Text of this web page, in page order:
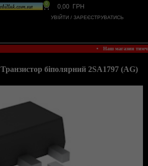
0 0,00 ГРН
УВІЙТИ / ЗАРЕЄСТРУВАТИСЬ
• Наш магазин
Транзистор біполярний 2SA1797 (AG)